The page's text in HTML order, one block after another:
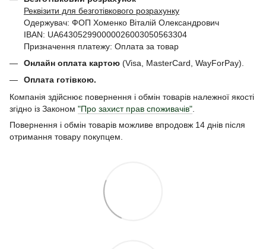
Реквізити для безготівкового розрахунку
Одержувач: ФОП Хоменко Віталій Олександрович
IBAN: UA643052990000026003050563304
Призначення платежу: Оплата за товар
Онлайн оплата картою (Visa, MasterCard, WayForPay).
Оплата готівкою.
Компанія здійснює повернення і обмін товарів належної якості
згідно із Законом "Про захист прав споживачів"
Повернення і обмін товарів можливе впродовж 14 днів після
отримання товару покупцем.